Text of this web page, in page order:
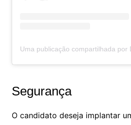
Segurança
O candidato deseja implantar